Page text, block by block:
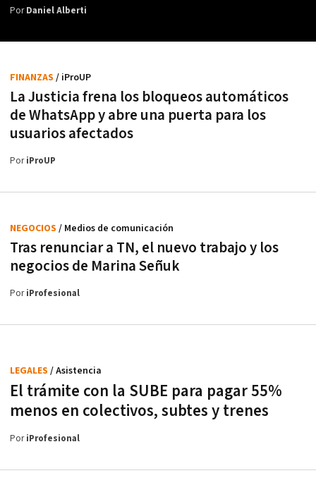
PorDaniel Alberti
La Justicia frena los bloqueos automáticos
de WhatsApp y abre una puerta para los
usuarios afectados
FINANZAS / iProUP
PoriProUP
Tras renunciar a TN, el nuevo trabajo y los
negocios de Marina Señuk
NEGOCIOS / Medios de comunicación
PoriProfesional
El trámite con la SUBE para pagar 55%
menos en colectivos, subtes y trenes
LEGALES / Asistencia
PoriProfesional